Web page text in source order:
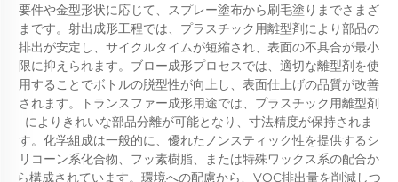
要件や金型形状に応じて、スプレー塗布から刷毛塗りまでさまざ
まです。射出成形工程では、プラスチック用離型剤により部品の
排出が安定し、サイクルタイムが短縮され、表面の不具合が最小
限に抑えられます。ブロー成形プロセスでは、適切な離型剤を使
用することでボトルの脱型性が向上し、表面仕上げの品質が改善
されます。トランスファー成形用途では、プラスチック用離型剤
によりきれいな部品分離が可能となり、寸法精度が保持されま
す。化学組成は一般的に、優れたノンスティック性を提供するシ
リコーン系化合物、フッ素樹脂、または特殊ワックス系の配合か
ら構成されています。環境への配慮から、VOC排出量を削減しつ